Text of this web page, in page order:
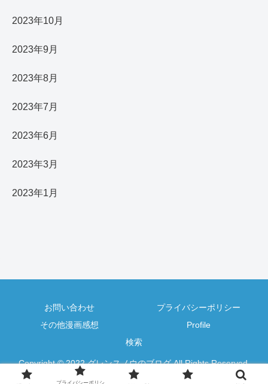
2023年10月
2023年9月
2023年8月
2023年7月
2023年6月
2023年3月
2023年1月
お問い合わせ
プライバシーポリシー
その他漫画感想
Profile
検索
Copyright © 2022 グレンスノウのブログ All Rights Reserved.
プライバシーポリシ